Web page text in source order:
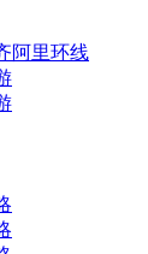
阿里环线